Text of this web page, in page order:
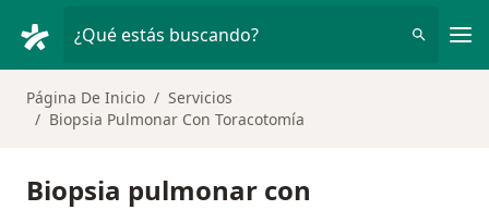
¿Qué estás buscando?
Página De Inicio
Servicios
Biopsia Pulmonar Con Toracotomía
Biopsia pulmonar con